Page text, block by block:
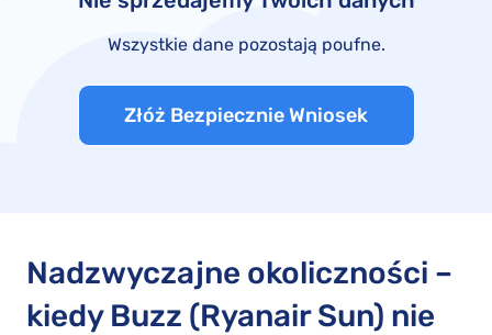
Wszystkie dane pozostają poufne.
Złóż Bezpiecznie Wniosek
Nadzwyczajne okoliczności –
kiedy Buzz (Ryanair Sun) nie